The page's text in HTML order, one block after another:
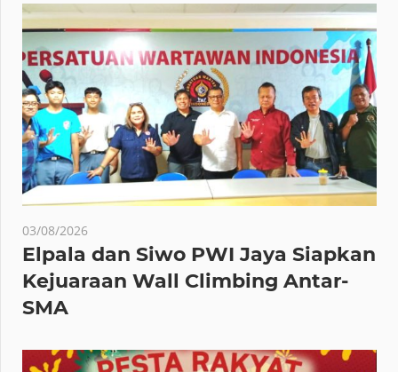
03/08/2026
Elpala dan Siwo PWI Jaya Siapkan
Kejuaraan Wall Climbing Antar-
SMA